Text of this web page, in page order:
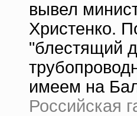
вывел
Христенко.
"блестящий
имеем на
Российская